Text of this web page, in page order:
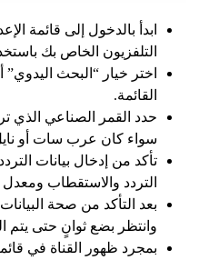
ابدأ بالدخول إلى قائمة
التلفزيون الخاص بك
اختر خيار “البحث
القائمة.
حدد القمر الصناعي الذي
سواء كان عرب سات أو
تأكد من إدخال بيانات
التردد والاستقطاب ومعدل
بعد التأكد من صحة
وانتظر بضع ثوانٍ حتى يتم
بمجرد ظهور القناة في